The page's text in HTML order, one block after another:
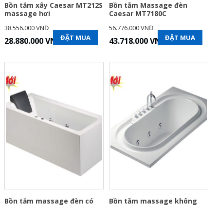
Bồn tắm xây Caesar MT212S
massage hơi
38.556.000 VNĐ
28.880.000 VNĐĐẶT MUA
Bồn tắm Massage đèn
Caesar MT7180C
56.776.000 VNĐ
43.718.000 VNĐĐẶT MUA
Bồn tắm massage đèn có
Bồn tắm massage không